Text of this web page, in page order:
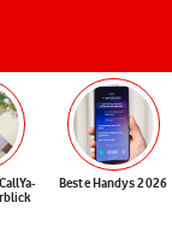
Beste Handys 2026